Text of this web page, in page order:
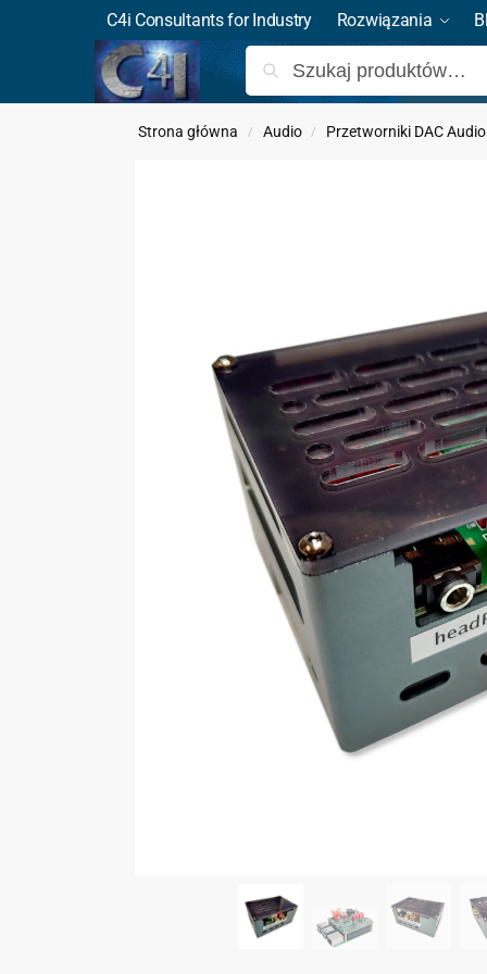
C4i Consultants for Industry Rozwiązania
Strona główna / Audio / Przetworniki DAC Audio